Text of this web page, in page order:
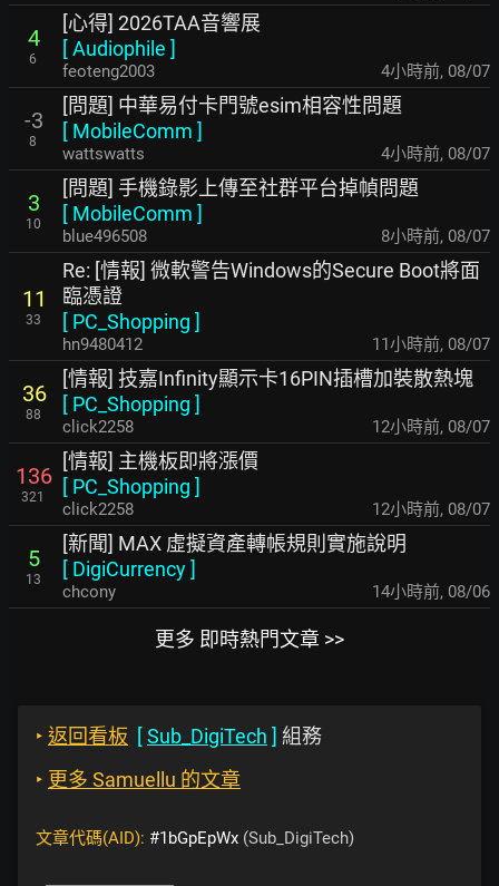
4
6
[心得] 2026TAA音響展
[Audiophile ]
feoteng2003 4小時前, 08/07
-3
8
[問題] 中華易付卡門號esim相容性問題
[ MobileComm ]
wattswatts 4小時前, 08/07
3
10
[問題] 手機錄影上傳至社群平台掉幀問題
[ MobileComm ]
blue496508 8小時前, 08/07
11
33
Re: [情報] 微軟警告Windows的Secure Boot將面
臨憑證
[ PC_Shopping ]
hn9480412 11小時前, 08/07
36
88
[情報] 技嘉Infinity顯示卡16PIN插槽加裝散熱塊
[ PC_Shopping ]
click2258 12小時前, 08/07
136
321
[情報] 主機板即將漲價
[ PC_Shopping ]
click2258 12小時前, 08/07
5
13
[新聞] MAX 虛擬資產轉帳規則實施說明
[ DigiCurrency]
chcony 14小時前, 08/06
更多 即時熱門文章 >>
‣ 返回看板 [Sub_DigiTech ] 組務
‣ 更多 Samuellu 的文章
文章代碼(AID): #1bGpEpWx (Sub_DigiTech)